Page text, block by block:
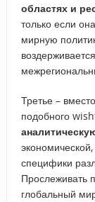
областях и
только если
мирную
Третье –
подобного
специфики
Прослеживать
глобальный